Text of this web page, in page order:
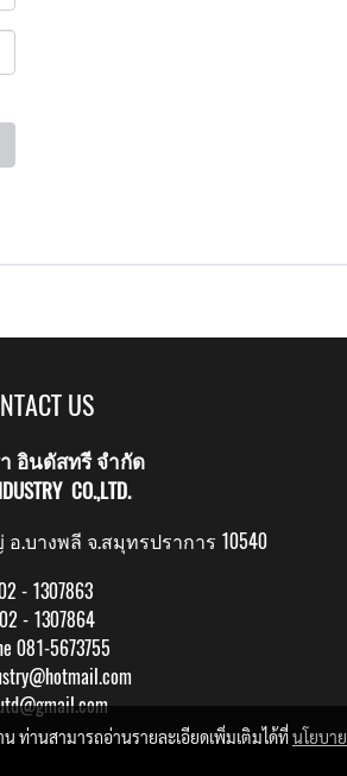
US
อินดัสทรี จำกัด
CO.,LTD.
.บางพลี จ.สมุทรปราการ 10540
- 1307863
- 1307864
081-5673755
ท่านสามารถอ่านรายละเอียดเพิ่มเติมได้ที่นโยบาย